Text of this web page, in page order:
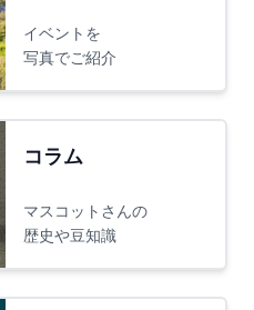
イベントを
写真でご紹介
コラム
マスコットさんの
歴史や豆知識